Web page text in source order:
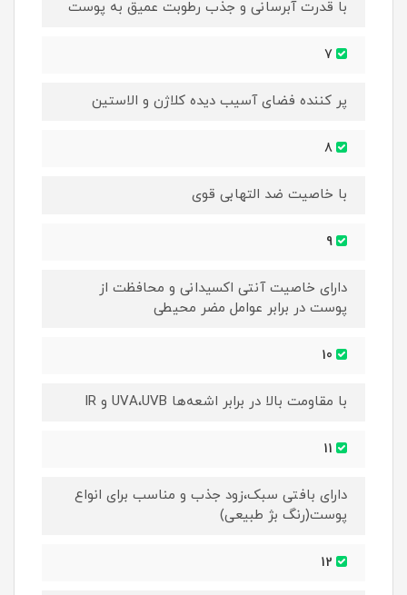
با قدرت آبرسانی و جذب رطوبت عمیق به پوست
پر کننده فضای آسیب دیده کلاژن و الاستین
با خاصیت ضد التهابی قوی
دارای خاصیت آنتی اکسیدانی و محافظت از
پوست در برابر عوامل مضر محیطی
با مقاومت بالا در برابر اشعه‌ها UVA،UVB و IR
دارای بافتی سبک،زود جذب و مناسب برای انواع
پوست(رنگ بژ طبیعی)